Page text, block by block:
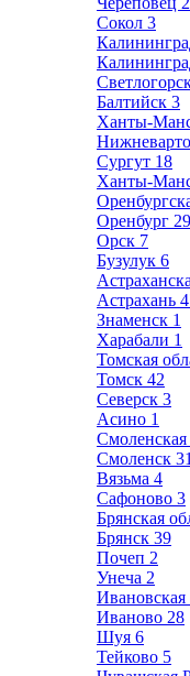
Сокол 3
Балтийск 3
Ханты-
Сургут 18
Ханты-
Оренбург 29
Орск 7
Бузулук 6
Астрахань
Знаменск 1
Харабали 1
Томская
Томск 42
Северск 3
Асино 1
Смоленская
Смоленск 31
Вязьма 4
Сафоново 3
Брянская
Брянск 39
Почеп 2
Унеча 2
Ивановская
Иваново 28
Шуя 6
Тейково 5